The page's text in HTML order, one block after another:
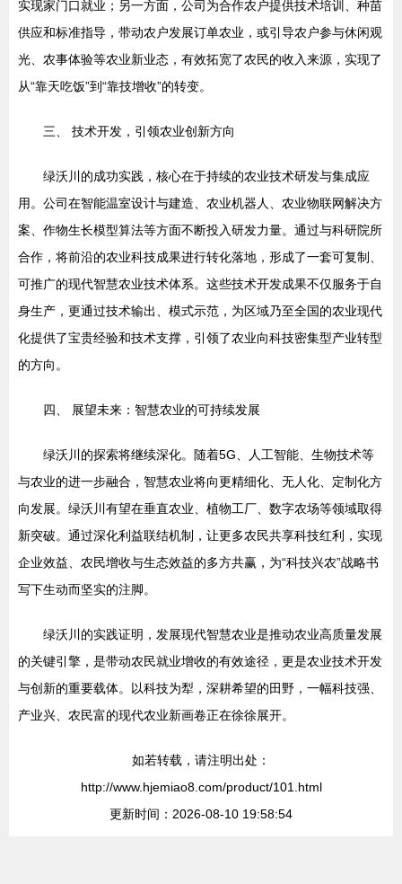
实现家门口就业；另一方面，公司为合作农户提供技术培训、种苗
供应和标准指导，带动农户发展订单农业，或引导农户参与休闲观
光、农事体验等农业新业态，有效拓宽了农民的收入来源，实现了
从“靠天吃饭”到“靠技增收”的转变。
三、 技术开发，引领农业创新方向
绿沃川的成功实践，核心在于持续的农业技术研发与集成应
用。公司在智能温室设计与建造、农业机器人、农业物联网解决方
案、作物生长模型算法等方面不断投入研发力量。通过与科研院所
合作，将前沿的农业科技成果进行转化落地，形成了一套可复制、
可推广的现代智慧农业技术体系。这些技术开发成果不仅服务于自
身生产，更通过技术输出、模式示范，为区域乃至全国的农业现代
化提供了宝贵经验和技术支撑，引领了农业向科技密集型产业转型
的方向。
四、 展望未来：智慧农业的可持续发展
绿沃川的探索将继续深化。随着5G、人工智能、生物技术等
与农业的进一步融合，智慧农业将向更精细化、无人化、定制化方
向发展。绿沃川有望在垂直农业、植物工厂、数字农场等领域取得
新突破。通过深化利益联结机制，让更多农民共享科技红利，实现
企业效益、农民增收与生态效益的多方共赢，为“科技兴农”战略书
写下生动而坚实的注脚。
绿沃川的实践证明，发展现代智慧农业是推动农业高质量发展
的关键引擎，是带动农民就业增收的有效途径，更是农业技术开发
与创新的重要载体。以科技为犁，深耕希望的田野，一幅科技强、
产业兴、农民富的现代农业新画卷正在徐徐展开。
如若转载，请注明出处：
http://www.hjemiao8.com/product/101.html
更新时间：2026-08-10 19:58:54